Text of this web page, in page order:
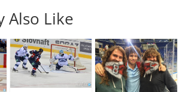
Also Like